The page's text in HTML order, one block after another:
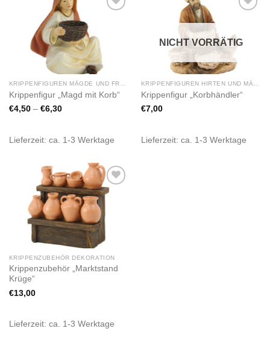
Wunschliste
hinzufügen
KRIPPENFIGUREN MÄGDE UND FRAUEN
Krippenfigur „Magd mit Korb“
€4,50– €6,30
Lieferzeit: ca. 1-3 Werktage
Wunschliste
hinzufügen
NICHT VORRÄTIG
KRIPPENFIGUREN HIRTEN UND MÄNNER
Krippenfigur „Korbhändler“
€7,00
Lieferzeit: ca. 1-3 Werktage
Zur
Wunschliste
hinzufügen
KRIPPENZUBEHÖR DEKORATION
Krippenzubehör „Marktstand
Krüge“
€13,00
Lieferzeit: ca. 1-3 Werktage